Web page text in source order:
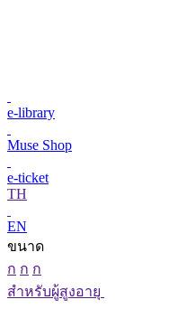
e-library
Muse Shop
e-ticket
TH
EN
ขนาด
ก ก ก
สำหรับผู้สูงอายุ